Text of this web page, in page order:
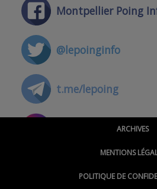
Montpellier Poing
@lepoinginfo
t.me/lepoing
ARCHIVES
MENTIONS
POLITIQUE DE